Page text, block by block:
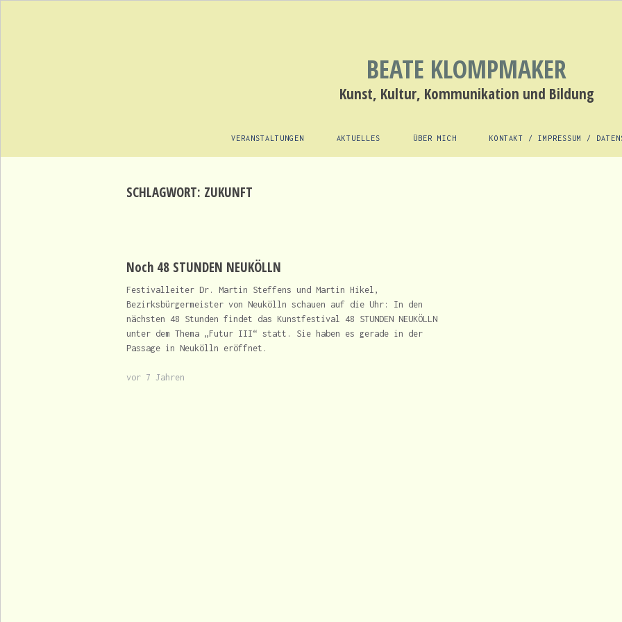
BEATE KLOMPMAKER
Kunst, Kultur, Kommunikation und Bildung
VERANSTALTUNGEN AKTUELLES ÜBER MICH KONTAKT / IMPRESSUM /
SCHLAGWORT: ZUKUNFT
Noch 48 STUNDEN NEUKÖLLN
Festivalleiter Dr. Martin Steffens und Martin Hikel,
Bezirksbürgermeister von Neukölln schauen auf die Uhr: In den
nächsten 48 Stunden findet das Kunstfestival 48 STUNDEN NEUKÖLLN
unter dem Thema „Futur III“ statt. Sie haben es gerade in der
Passage in Neukölln eröffnet.
vor 7 Jahren